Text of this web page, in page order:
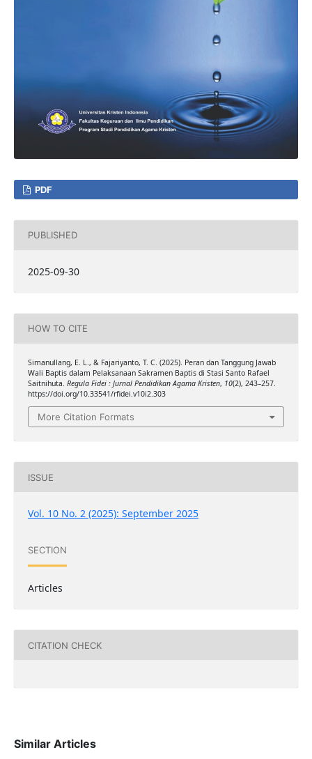
PDF
PUBLISHED
2025-09-30
HOW TO CITE
Simanullang, E. L., & Fajariyanto, T. C. (2025). Peran dan Tanggung Jawab
Wali Baptis dalam Pelaksanaan Sakramen Baptis di Stasi Santo Rafael
Saitnihuta. Regula Fidei : Jurnal Pendidikan Agama Kristen, 10(2), 243–257.
https://doi.org/10.33541/rfidei.v10i2.303
More Citation Formats
ISSUE
Vol. 10 No. 2 (2025): September 2025
SECTION
Articles
CITATION CHECK
Similar Articles